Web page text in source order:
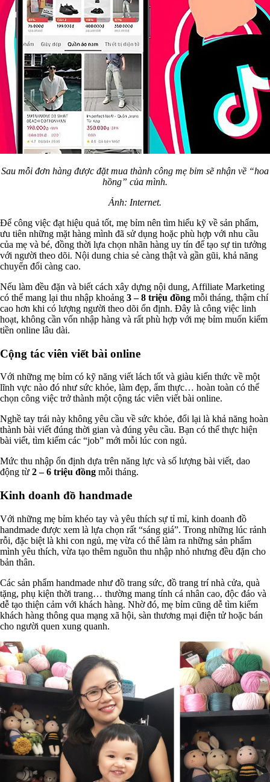
Sau mỗi đơn hàng được đặt mua thành công mẹ bỉm sẽ nhận về “hoa
hồng” của mình.
Ảnh: Internet.
Để công việc đạt hiệu quả tốt, mẹ bỉm nên tìm hiểu kỹ về sản phẩm,
ưu tiên những mặt hàng mình đã sử dụng hoặc phù hợp với nhu cầu
của mẹ và bé, đồng thời lựa chọn nhãn hàng uy tín để tạo sự tin tưởng
với người theo dõi. Nội dung chia sẻ càng thật và gần gũi, khả năng
chuyển đổi càng cao.
Nếu làm đều đặn và biết cách xây dựng nội dung, Affiliate Marketing
có thể mang lại thu nhập khoảng 3 – 8 triệu đồng mỗi tháng, thậm chí
cao hơn khi có lượng người theo dõi ổn định. Đây là công việc linh
hoạt, không cần vốn nhập hàng và rất phù hợp với mẹ bỉm muốn kiếm
tiền online lâu dài.
Cộng tác viên viết bài online
Với những mẹ bỉm có kỹ năng viết lách tốt và giàu kiến thức về một
lĩnh vực nào đó như sức khỏe, làm đẹp, ẩm thực… hoàn toàn có thể
chọn công việc trở thành một cộng tác viên viết bài online.
Nghề tay trái này không yêu cầu về sức khỏe, đổi lại là khả năng hoàn
thành bài viết đúng thời gian và đúng yêu cầu. Bạn có thể thực hiện
bài viết, tìm kiếm các “job” mới mỗi lúc con ngủ.
Mức thu nhập ổn định dựa trên năng lực và số lượng bài viết, dao
động từ 2 – 6 triệu đồng mỗi tháng.
Kinh doanh đồ handmade
Với những mẹ bỉm khéo tay và yêu thích sự tỉ mỉ, kinh doanh đồ
handmade được xem là lựa chọn rất “sáng giá”. Trong những lúc rảnh
rỗi, đặc biệt là khi con ngủ, mẹ vừa có thể làm ra những sản phẩm
mình yêu thích, vừa tạo thêm nguồn thu nhập nhỏ nhưng đều đặn cho
bản thân.
Các sản phẩm handmade như đồ trang sức, đồ trang trí nhà cửa, quà
tặng, phụ kiện thời trang… thường mang tính cá nhân cao, độc đáo và
dễ tạo thiện cảm với khách hàng. Nhờ đó, mẹ bỉm cũng dễ tìm kiếm
khách hàng thông qua mạng xã hội, sàn thương mại điện tử hoặc bán
cho người quen xung quanh.